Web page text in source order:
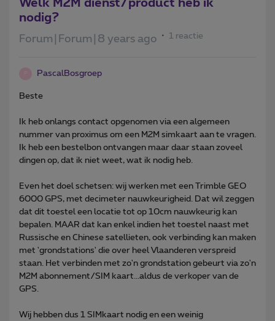
Welk M2M dienst/product heb ik
nodig?
Forum|Forum|8 years ago 1 reactie
PascalBosgroep
Beste
Ik heb onlangs contact opgenomen via een algemeen
nummer van proximus om een M2M simkaart aan te vragen.
Ik heb een bestelbon ontvangen maar daar staan zoveel
dingen op, dat ik niet weet, wat ik nodig heb.
Even het doel schetsen: wij werken met een Trimble GEO
6000 GPS, met decimeter nauwkeurigheid. Dat wil zeggen
dat dit toestel een locatie tot op 10cm nauwkeurig kan
bepalen. MAAR dat kan enkel indien het toestel naast met
Russische en Chinese satellieten, ook verbinding kan maken
met 'grondstations' die over heel Vlaanderen verspreid
staan. Het verbinden met zo'n grondstation gebeurt via zo'n
M2M abonnement/SIM kaart...aldus de verkoper van de
GPS.
Wij hebben dus 1 SIMkaart nodig en een weinig